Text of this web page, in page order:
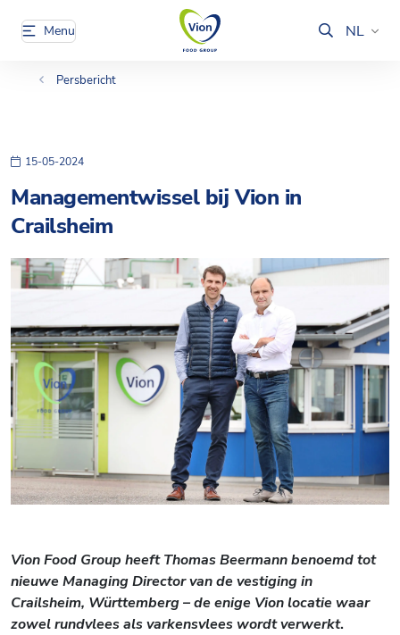
Menu NL
Persbericht
15-05-2024
Managementwissel bij Vion in
Crailsheim
Vion Food Group heeft Thomas Beermann benoemd tot
nieuwe Managing Director van de vestiging in
Crailsheim, Württemberg – de enige Vion locatie waar
zowel rundvlees als varkensvlees wordt verwerkt.